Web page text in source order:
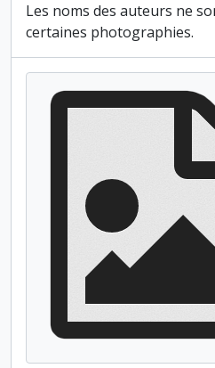
Les noms des auteurs ne
certaines photographies.